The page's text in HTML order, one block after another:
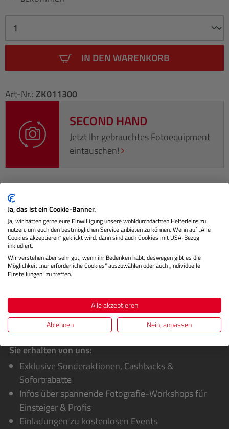
IN DEN WARENKORB
Art-Nr.: ZK011300
SECOND HAND
Jetzt Ihr gebrauchtes Fotoequipment
eintauschen!
Beschreibung
Herstellerinformationen
Bewertungen
Sie erhalten von uns:
Exklusive Sonderaktionen, Cashbacks &
Sofortrabatte
Infos über spannende Fotografie-Workshops für
Einsteiger & Profis
Einladungen zu kostenlosen Events
Ja, das ist ein Cookie-Banner.
Ja, wir hätten gerne eure Einwilligung unsere wohldurchdachten Helferleins zu
nutzen, um euch den bestmöglichen Service anbieten zu können. Wenn auf „Alle
Cookies akzeptieren“ geklickt wird, dann sind auch Cookies mit USA-Bezug
inkludiert.
Wir verstehen aber sehr gut, wenn ihr Bedenken habt, deswegen gibt es die
Möglichkeit „nur erforderliche Cookies“ auszuwählen oder auch „Individuelle
Einstellungen“ zu treffen.
Alle akzeptieren
Ablehnen
Nein, anpassen